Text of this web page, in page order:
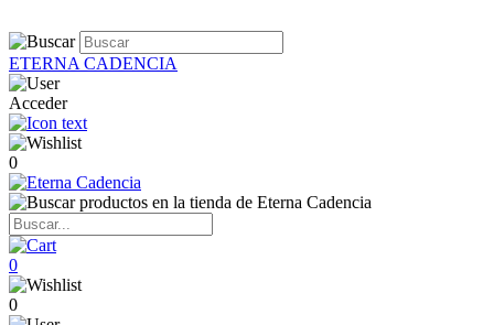
ETERNA CADENCIA
Acceder
0
0
0